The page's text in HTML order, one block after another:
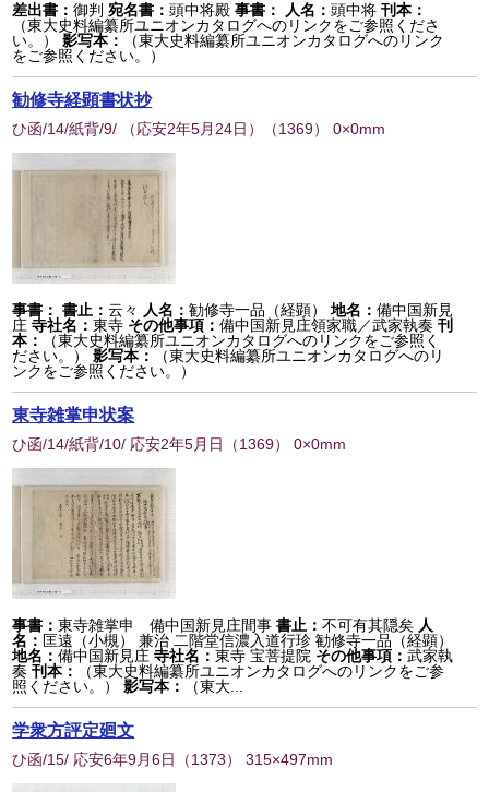
差出書：御判 宛名書：頭中将殿 事書： 人名：頭中将 刊本：
（東大史料編纂所ユニオンカタログへのリンクをご参照くださ
い。）
影写本：
（東大史料編纂所ユニオンカタログへのリンク
をご参照ください。）
勧修寺経顕書状抄
ひ函/14/紙背/9/ （応安2年5月24日） （1369） 0×0mm
事書： 書止：云々 人名：勧修寺一品（経顕） 地名：備中国新見
庄 寺社名：東寺 その他事項：備中国新見庄領家職／武家執奏 刊
本：
（東大史料編纂所ユニオンカタログへのリンクをご参照く
ださい。）
影写本：
（東大史料編纂所ユニオンカタログへのリ
ンクをご参照ください。）
東寺雑掌申状案
ひ函/14/紙背/10/ 応安2年5月日 （1369） 0×0mm
事書：東寺雑掌申 備中国新見庄間事 書止：不可有其隠矣 人
名： 匡遠（小槻） 兼治 二階堂信濃入道行珍 勧修寺一品（経顕）
地名：備中国新見庄 寺社名：東寺 宝菩提院 その他事項：武家執
奏 刊本：
（東大史料編纂所ユニオンカタログへのリンクをご参
照ください。）
影写本： （東大...
学衆方評定廻文
ひ函/15/ 応安6年9月6日 （1373） 315×497mm